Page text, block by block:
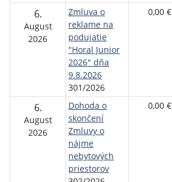
6.
August
2026
Zmluva o
reklame na
podujatie
"Horal Junior
2026" dňa
9.8.2026
301/2026
0,00 €
6.
August
2026
Dohoda o
skončení
Zmluvy o
nájme
nebytových
priestorov
0,00 €